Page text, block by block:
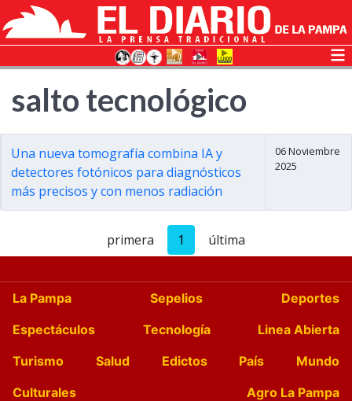
salto tecnológico
Una nueva tomografía combina IA y
detectores fotónicos para diagnósticos
más precisos y con menos radiación
06 Noviembre
2025
primera 1 última
La Pampa Sepelios
Deportes
Espectáculos
Tecnología
Linea Abierta
Turismo
Salud Edictos País
Mundo
Culturales
Agro La Pampa